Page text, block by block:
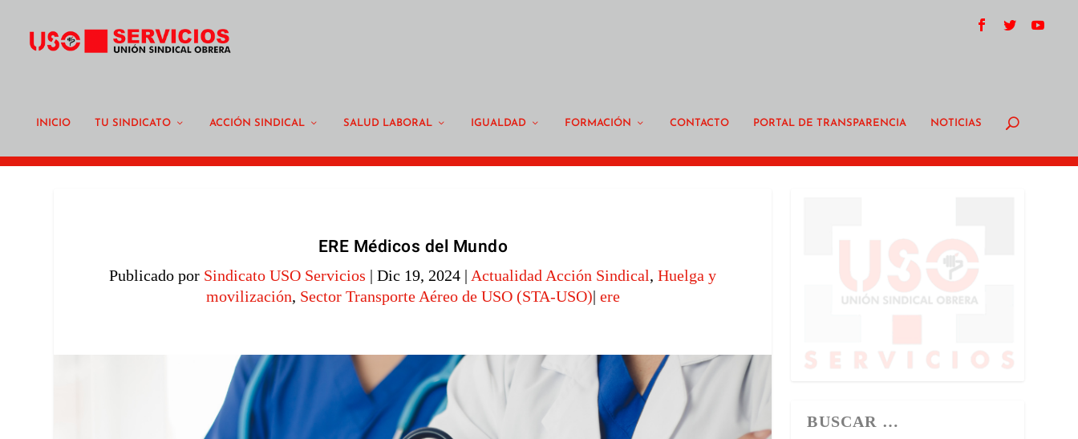
INICIO TU SINDICATO ACCIÓN SINDICAL SALUD LABORAL IGUALDAD FORMACIÓN CONTACTO PORTAL DE TRANSPARENCIA NOTICIAS
ERE Médicos del Mundo
Publicado por Sindicato USO Servicios |Dic 19, 2024 | Actualidad Acción Sindical,Huelga y
movilización, Sector Transporte Aéreo de USO (STA-USO)| ere